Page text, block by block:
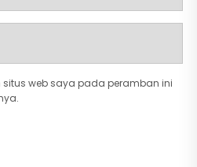
web saya pada peramban ini